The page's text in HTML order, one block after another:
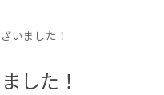
いました！
した！